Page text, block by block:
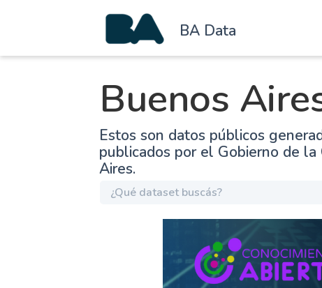
BA Data
Buenos
Estos son datos públicos
publicados por el Gobierno de la
Aires.